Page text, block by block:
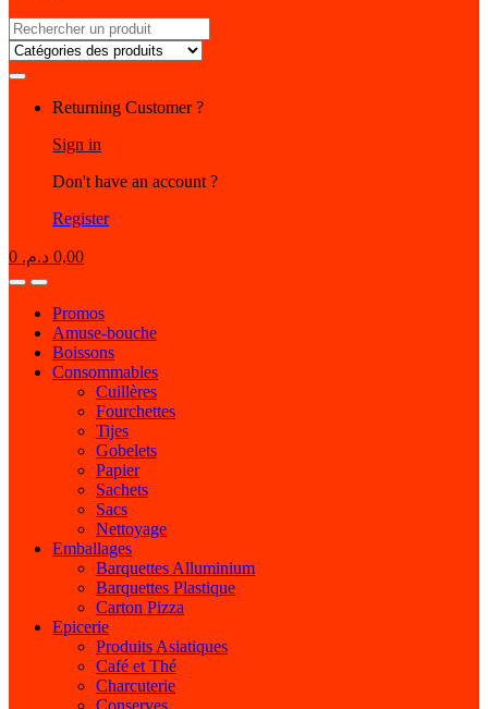
Search
for:
Returning Customer ?
Sign in
Don't have an account ?
Register
0 0,00 د.م.
OpenClose
Promos
Amuse-bouche
Boissons
Consommables
Cuillères
Fourchettes
Tijes
Gobelets
Papier
Sachets
Sacs
Nettoyage
Emballages
Barquettes Alluminium
Barquettes Plastique
Carton Pizza
Epicerie
Produits Asiatiques
Café et Thé
Charcuterie
Conserves